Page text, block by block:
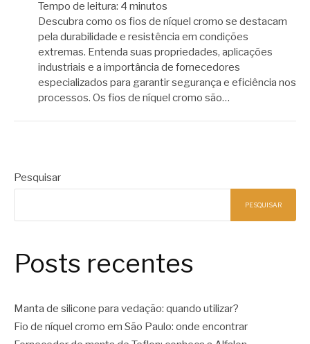
Tempo de leitura: 4 minutos
Descubra como os fios de níquel cromo se destacam
pela durabilidade e resistência em condições
extremas. Entenda suas propriedades, aplicações
industriais e a importância de fornecedores
especializados para garantir segurança e eficiência nos
processos. Os fios de níquel cromo são…
Pesquisar
PESQUISAR
Posts recentes
Manta de silicone para vedação: quando utilizar?
Fio de níquel cromo em São Paulo: onde encontrar